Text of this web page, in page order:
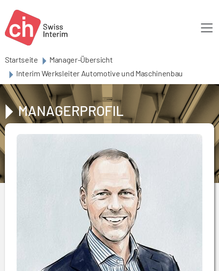
Startseite
Manager-Übersicht
Interim Werksleiter Automotive und Maschinenbau
MANAGERPROFIL